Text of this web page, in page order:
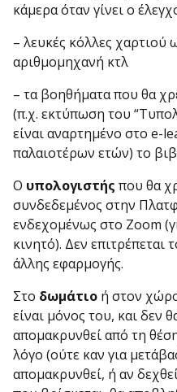
κάμερα όταν γίνει ο
– λευκές κόλλες χαρτιού
αριθμομηχανή κτλ
– τα βοηθήματα που θα
(π.χ. εκτύπωση του
είναι αναρτημένο στο e-
παλαιοτέρων ετών) το
Ο υπολογιστής που θα
συνδεδεμένος στην
ενδεχομένως στο Zoom
κινητό). Δεν επιτρέπεται
άλλης εφαρμογής.
Στο δωμάτιο ή στον
είναι μόνος του, και δεν
απομακρυνθεί από τη
λόγο (ούτε καν για
απομακρυνθεί, ή αν